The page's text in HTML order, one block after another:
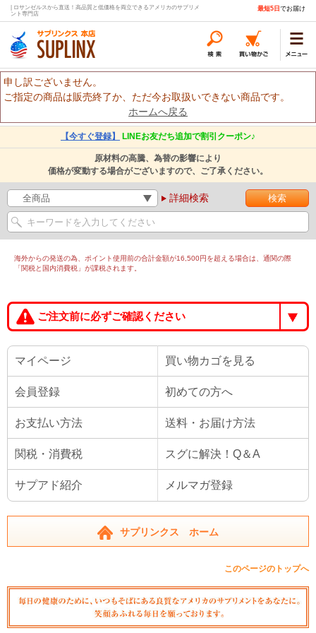
| ロサンゼルスから直送！高品質と低価格を両立できるアメリカのサプリメ
ント専門店
最短5日 でお届け
申し訳ございません。
ご指定の商品は販売終了か、ただ今お取扱いできない商品です。
ホームへ戻る
【今すぐ登録】 LINEお友だち追加で割引クーポン♪
原材料の高騰、為替の影響により
価格が変動する場合がございますので、ご了承ください。
詳細検索
海外からの発送の為、ポイント使用前の合計金額が16,500円を超える場合は、通関の際
「関税と国内消費税」が課税されます。
ご注文前に必ずご確認ください
マイページ 買い物カゴを見る
会員登録 初めての方へ
お支払い方法 送料・お届け方法
関税・消費税 スグに解決！Q＆A
サプアド紹介 メルマガ登録
サプリンクス ホーム
このページのトップへ